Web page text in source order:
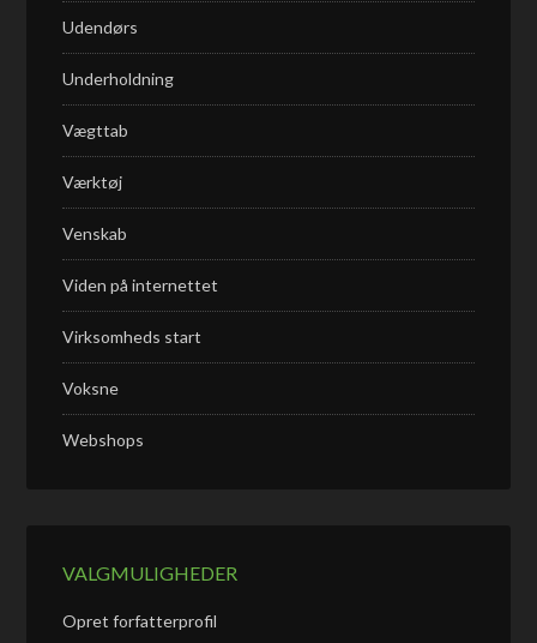
Udendørs
Underholdning
Vægttab
Værktøj
Venskab
Viden på internettet
Virksomheds start
Voksne
Webshops
VALGMULIGHEDER
Opret forfatterprofil